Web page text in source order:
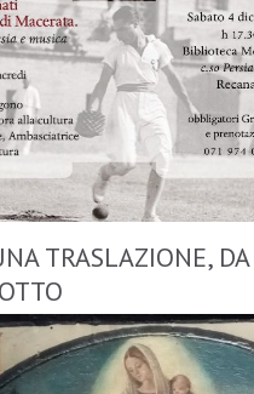
TRASLAZIONE,